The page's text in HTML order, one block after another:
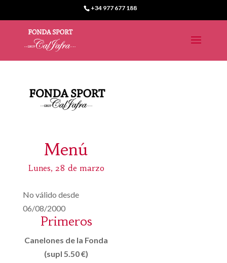
+34 977 677 188
Menú
Lunes, 28 de marzo
No válido desde
06/08/2000
Primeros
Canelones de la Fonda
(supl 5.50 €)